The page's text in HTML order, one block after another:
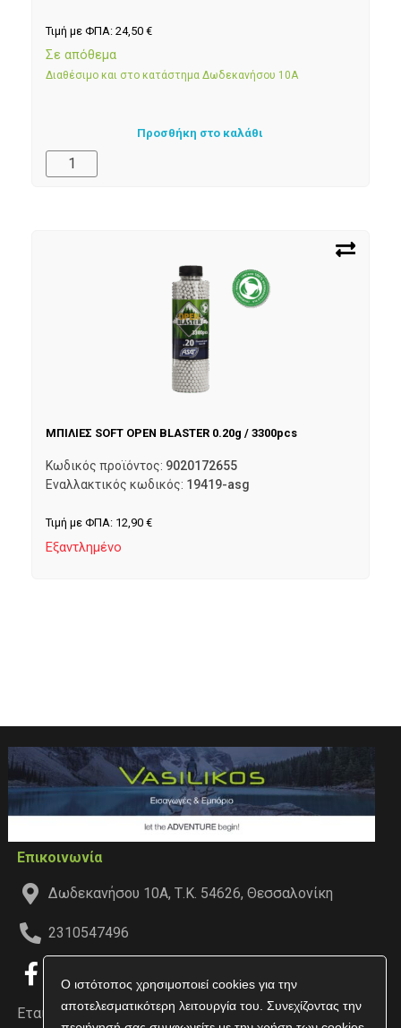
Ο ιστότοπος χρησιμοποιεί cookies για την
αποτελεσματικότερη λειτουργία του. Συνεχίζοντας την
Τιμή με ΦΠΑ: 24,50 €
Σε απόθεμα
Διαθέσιμο και στο κατάστημα Δωδεκανήσου 10Α
Προσθήκη στο καλάθι
ΜΠΙΛΙΕΣ SOFT OPEN BLASTER 0.20g / 3300pcs
Κωδικός προϊόντος: 9020172655
Εναλλακτικός κωδικός: 19419-asg
Τιμή με ΦΠΑ: 12,90 €
Εξαντλημένο
Επικοινωνία
Δωδεκανήσου 10Α, Τ.Κ. 54626, Θεσσαλονίκη
2310547496
Εταιρεία